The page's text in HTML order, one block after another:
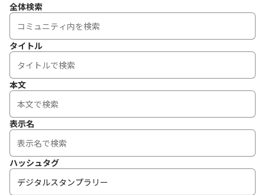
全体検索
タイトル
本文
表示名
ハッシュタグ